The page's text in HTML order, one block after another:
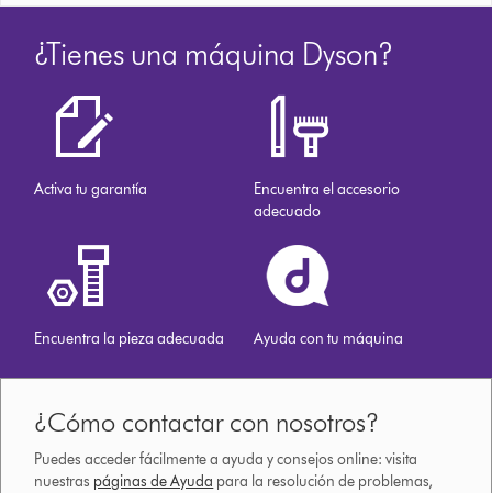
¿Tienes una máquina Dyson?
Activa tu garantía
Encuentra el accesorio
adecuado
Encuentra la pieza adecuada Ayuda con tu máquina
¿Cómo contactar con nosotros?
Puedes acceder fácilmente a ayuda y consejos online: visita
nuestras páginas de Ayuda para la resolución de problemas,